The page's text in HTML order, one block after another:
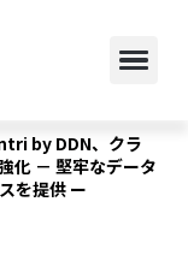
by DDN、クラ
化 － 堅牢なデータ
を提供 ー